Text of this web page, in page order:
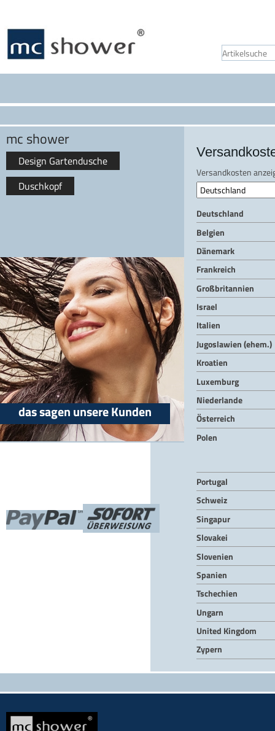
Versandkosten
Deutschland
Belgien
Dänemark
Frankreich
Großbritannien
Israel
Italien
Jugoslawien (ehem.)
Kroatien
Luxemburg
Niederlande
Österreich
Polen
Portugal
Schweiz
Singapur
Slovakei
Slovenien
Spanien
Tschechien
Ungarn
United Kingdom
Zypern
mc shower
Design Gartendusche
Duschkopf
das sagen unsere Kunden